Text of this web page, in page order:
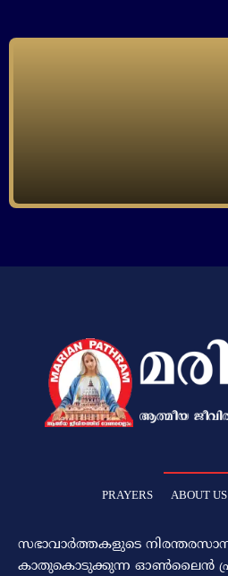
PRAYERS ABOUT US
സഭാവാര്‍ത്തകളുടെ
കാതുകൊടുക്കുന്ന ഓണ്‍ലൈന്‍